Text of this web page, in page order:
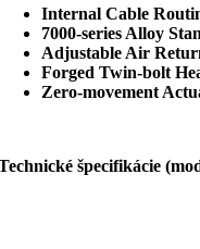
Internal Cable
7000-series Alloy
Adjustable Air
Forged Twin-bolt
Zero-movement
špecifikácie